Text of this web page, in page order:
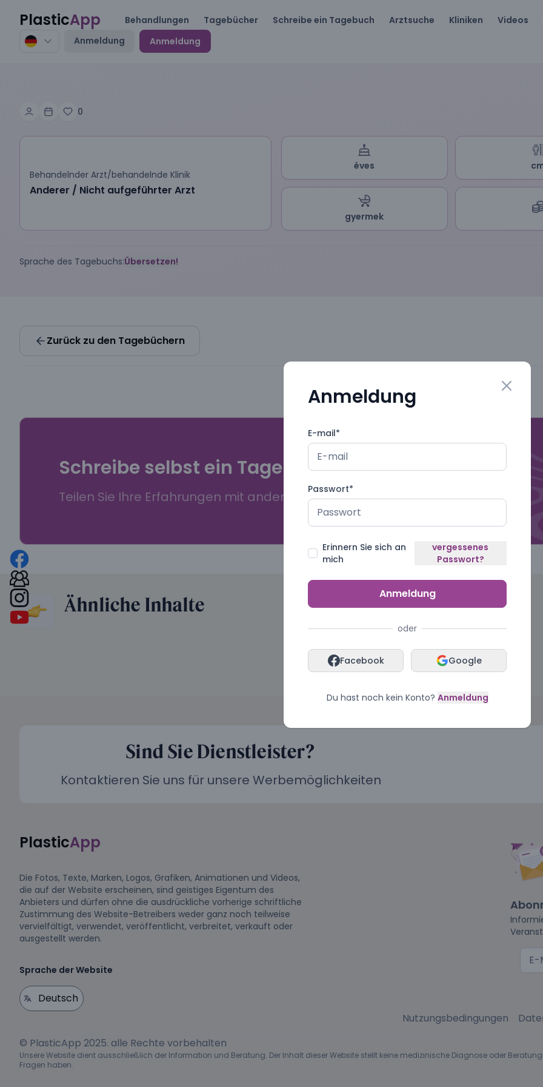
Anmeldung Anmeldung
PlasticApp Behandlungen Tagebücher Schreibe ein Tagebuch Arztsuche Kliniken Videos
0
Behandelnder Arzt/behandelnde Klinik
Anderer / Nicht aufgeführter Arzt
éves
gyermek
Sprache des Tagebuchs:Übersetzen!
Zurück zu den Tagebüchern
Schreibe selbst ein Tagebuch!
Teilen Sie Ihre Erfahrungen mit anderen
Ähnliche Inhalte
Sind Sie Dienstleister?
Kontaktieren Sie uns für unsere Werbemöglichkeiten
PlasticApp
Die Fotos, Texte, Marken, Logos, Grafiken, Animationen und Videos,
die auf der Website erscheinen, sind geistiges Eigentum des
Anbieters und dürfen ohne die ausdrückliche vorherige schriftliche
Zustimmung des Website-Betreibers weder ganz noch teilweise
vervielfältigt, verwendet, veröffentlicht, verbreitet, verkauft oder
ausgestellt werden.
Sprache der Website
Nutzungsbedingungen
© PlasticApp 2025. alle Rechte vorbehalten
Unsere Website dient ausschließlich der Information und Beratung. Der Inhalt dieser Website stellt keine medizinische Diagnose oder
Fragen haben.
Anmeldung Close
E-mail*
Passwort*
Erinnern Sie sich an
mich
vergessenes
Passwort?
Anmeldung
oder
Facebook Google
Du hast noch kein Konto? Anmeldung